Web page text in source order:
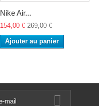
Nike Air...
154,00 € 269,00 €
Ajouter au panier